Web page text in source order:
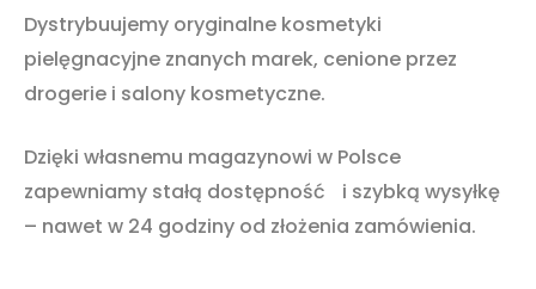
Dystrybuujemy oryginalne kosmetyki
pielęgnacyjne znanych marek, cenione przez
drogerie i salony kosmetyczne.
Dzięki własnemu magazynowi w Polsce
zapewniamy stałą dostępność i szybką wysyłkę
– nawet w 24 godziny od złożenia zamówienia.